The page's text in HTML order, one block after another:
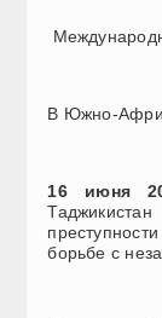
В Южно-
16 июня
борьбе с